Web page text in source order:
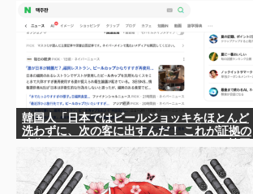
韓国人「日本ではビールジョッキをほとんど
洗わずに、次の客に出すんだ！ これが証拠の
には「アレ」がないんだ？